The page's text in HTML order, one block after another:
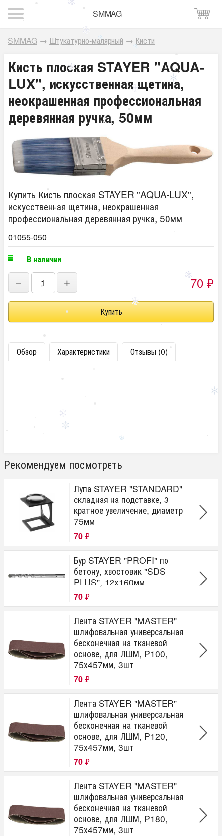
SMMAG
SMMAG → Штукатурно-малярный → Кисти
Кисть плоская STAYER "AQUA-
LUX", искусственная щетина,
неокрашенная профессиональная
деревянная ручка, 50мм
Купить Кисть плоская STAYER "AQUA-LUX",
искусственная щетина, неокрашенная
профессиональная деревянная ручка, 50мм
01055-050
В наличии
− + 70 ₽
Обзор Характеристики Отзывы (0)
Рекомендуем посмотреть
Лупа STAYER "STANDARD"
складная на подставке, 3
кратное увеличение, диаметр
75мм
70 ₽
Бур STAYER "PROFI" по
бетону, хвостовик "SDS
PLUS", 12x160мм
70 ₽
Лента STAYER "MASTER"
шлифовальная универсальная
бесконечная на тканевой
основе, для ЛШМ, P100,
75х457мм, 3шт
70 ₽
Лента STAYER "MASTER"
шлифовальная универсальная
бесконечная на тканевой
основе, для ЛШМ, P120,
75х457мм, 3шт
70 ₽
Лента STAYER "MASTER"
шлифовальная универсальная
бесконечная на тканевой
основе, для ЛШМ, P180,
75х457мм, 3шт